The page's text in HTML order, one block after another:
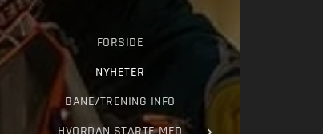
FORSIDE
NYHETER
BANE/TRENING INFO